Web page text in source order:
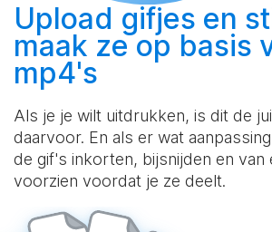
Upload gifjes en
maak ze op basis
mp4's
Als je je wilt uitdrukken, is dit de
daarvoor. En als er wat
de gif's inkorten, bijsnijden en van
voorzien voordat je ze deelt.